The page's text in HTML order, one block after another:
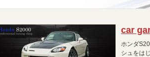
car
ホンダ
シュをは